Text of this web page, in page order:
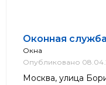
Оконная служба
Окна
Опубликовано
Москва, улица